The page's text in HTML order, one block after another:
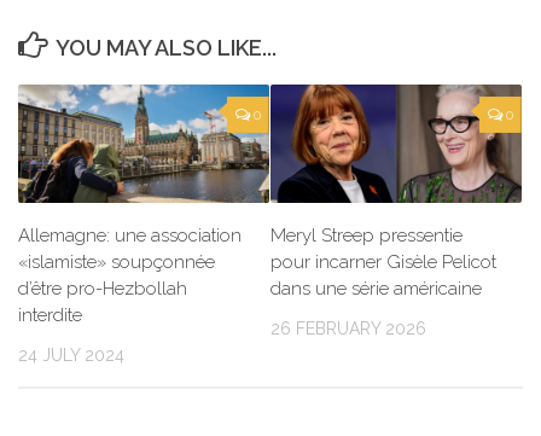
YOU MAY ALSO LIKE...
0
Allemagne: une association
«islamiste» soupçonnée
d’être pro-Hezbollah
interdite
24 JULY 2024
0
Meryl Streep pressentie
pour incarner Gisèle Pelicot
dans une série américaine
26 FEBRUARY 2026